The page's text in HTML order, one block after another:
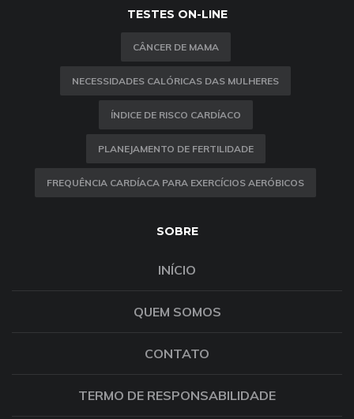
TESTES ON-LINE
CÂNCER DE MAMA
NECESSIDADES CALÓRICAS DAS MULHERES
ÍNDICE DE RISCO CARDÍACO
PLANEJAMENTO DE FERTILIDADE
FREQUÊNCIA CARDÍACA PARA EXERCÍCIOS AERÓBICOS
SOBRE
INÍCIO
QUEM SOMOS
CONTATO
TERMO DE RESPONSABILIDADE